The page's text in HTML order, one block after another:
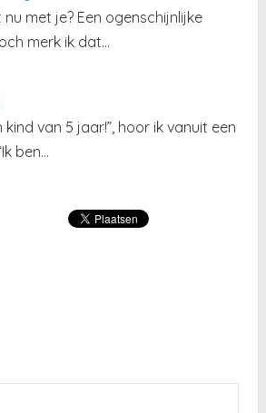
met je? Een ogenschijnlijke
merk ik dat…
kind van 5 jaar!”, hoor ik vanuit een
ben…